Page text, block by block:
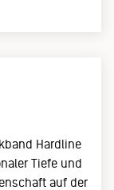
Hardline
Tiefe und
auf der